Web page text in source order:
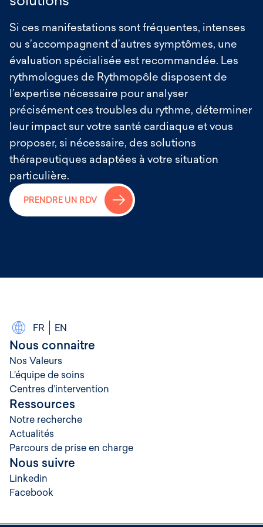
Ce suivi personnalisé est assuré dans les
différents centres de Rythmopôle Paris.
Si ces manifestations sont fréquentes, intenses
ou s’accompagnent d’autres symptômes, une
évaluation spécialisée est recommandée. Les
rythmologues de Rythmopôle disposent de
l’expertise nécessaire pour analyser
précisément ces troubles du rythme, déterminer
leur impact sur votre santé cardiaque et vous
proposer, si nécessaire, des solutions
thérapeutiques adaptées à votre situation
particulière.
PRENDRE UN RDV →
FR EN
Nous connaitre
Nos Valeurs
L’équipe de soins
Centres d’intervention
Ressources
Notre recherche
Actualités
Parcours de prise en charge
Nous suivre
Linkedin
Facebook